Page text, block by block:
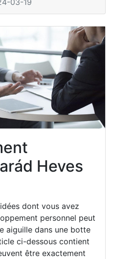
Heves
dont vous avez
personnel peut
aiguille dans une botte
ci-dessous contient
être exactement